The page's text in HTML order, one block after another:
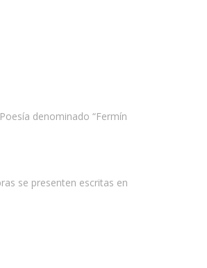
denominado “Fermín
se presenten escritas en